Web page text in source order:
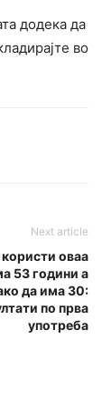
додека да
во
Next article
користи оваа
53 години а
да има 30:
по прва
употреба